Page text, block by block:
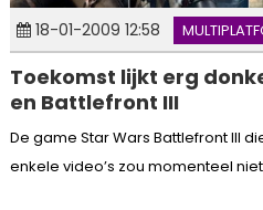
18-01-2009 12:58
Toekomst lijkt erg
en Battlefront III
De game Star Wars Battlefront III
enkele video’s zou momenteel